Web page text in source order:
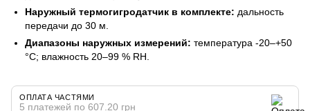
Наружный термогигродатчик в комплекте: дальность
передачи до 30 м.
Диапазоны наружных измерений: температура -20–+50
°C; влажность 20–99 % RH.
ОПЛАТА ЧАСТЯМИ
5 платежей по 607.20 грн